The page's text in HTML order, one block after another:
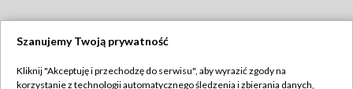
Szanujemy Twoją prywatność
Kliknij "Akceptuję i przechodzę do serwisu", aby wyrazić zgody na
korzystanie z technologii automatycznego śledzenia i zbierania danych,